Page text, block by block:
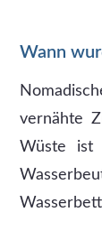
Wann
vernähte
Wüste ist